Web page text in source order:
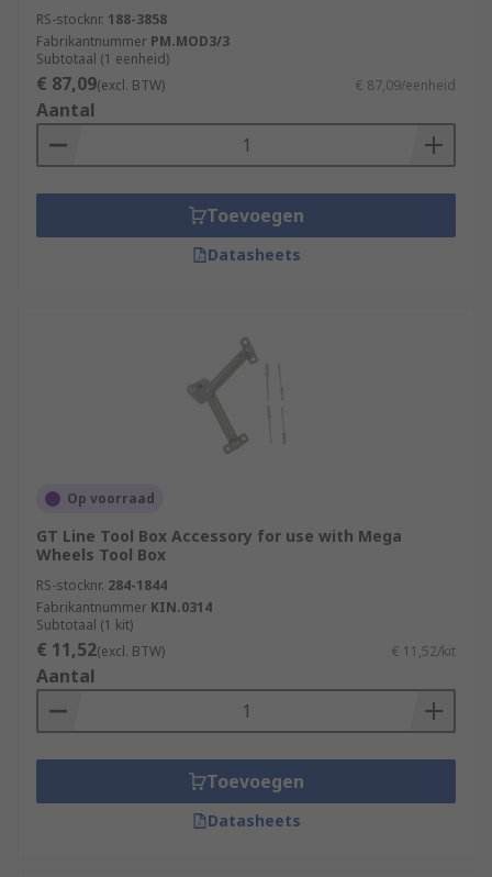
RS-stocknr. 188-3858
Fabrikantnummer PM.MOD3/3
Subtotaal (1 eenheid)
€ 87,09(excl. BTW) € 87,09/eenheid
Aantal
Toevoegen
Datasheets
Op voorraad
GT Line Tool Box Accessory for use with Mega
Wheels Tool Box
RS-stocknr. 284-1844
Fabrikantnummer KIN.0314
Subtotaal (1 kit)
€ 11,52(excl. BTW) € 11,52/kit
Aantal
Toevoegen
Datasheets